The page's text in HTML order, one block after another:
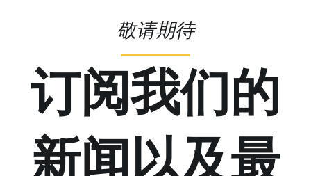
敬请期待
订阅我们的
新闻以及最